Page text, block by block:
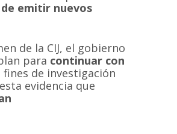
emitir nuevos
de la CIJ, el gobierno
para continuar con
de investigación
evidencia que